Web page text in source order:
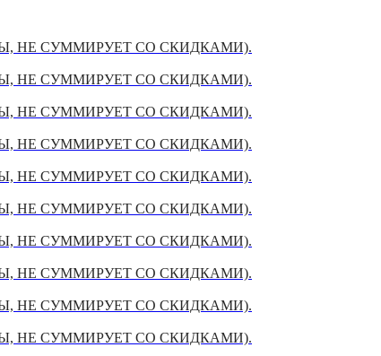
НЕ СУММИРУЕТ СО СКИДКАМИ).
НЕ СУММИРУЕТ СО СКИДКАМИ).
НЕ СУММИРУЕТ СО СКИДКАМИ).
НЕ СУММИРУЕТ СО СКИДКАМИ).
НЕ СУММИРУЕТ СО СКИДКАМИ).
НЕ СУММИРУЕТ СО СКИДКАМИ).
НЕ СУММИРУЕТ СО СКИДКАМИ).
НЕ СУММИРУЕТ СО СКИДКАМИ).
НЕ СУММИРУЕТ СО СКИДКАМИ).
НЕ СУММИРУЕТ СО СКИДКАМИ).